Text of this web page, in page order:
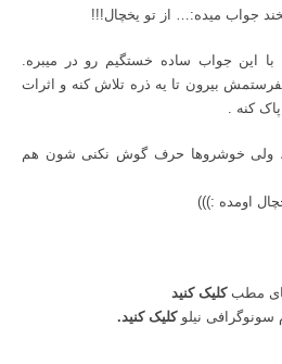
جواب میده:… از تو یخچال!!!
این جواب ساده خستگیم رو در میبره.
بیرون تا یه ذره تلاش کنه و اثرات
کنه .
خوشروها حرف گوش نکنی شون هم
اومده :)))
مطب کلیک کنید
سونوگرافی نیلوکلیک کنید.